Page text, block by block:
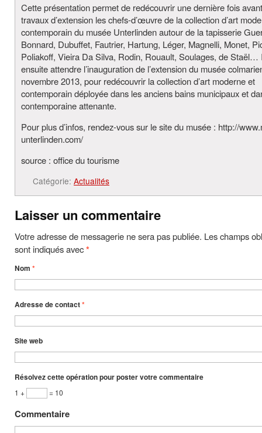
Cette présentation permet de redécouvrir une dernière fois
travaux d’extension les chefs-d’œuvre de la collection d’art
contemporain du musée Unterlinden autour de la tapisserie
Bonnard, Dubuffet, Fautrier, Hartung, Léger, Magnelli, Monet,
Poliakoff, Vieira Da Silva, Rodin, Rouault, Soulages, de Staël…
ensuite attendre l’inauguration de l’extension du musée
novembre 2013, pour redécouvrir la collection d’art moderne et
contemporain déployée dans les anciens bains municipaux et
contemporaine attenante.
Pour plus d’infos, rendez-vous sur le site du musée : http://
unterlinden.com/
source : office du tourisme
Catégorie: Actualités
Laisser un commentaire
Votre adresse de messagerie ne sera pas publiée. Les champs
sont indiqués avec*
Nom *
Adresse de contact*
Site web
Résolvez cette opération pour poster votre commentaire
1 + = 10
Commentaire